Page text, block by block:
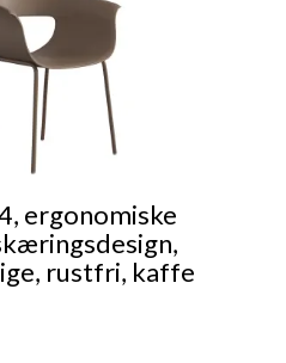
ergonomiske
rustfri, kaffe